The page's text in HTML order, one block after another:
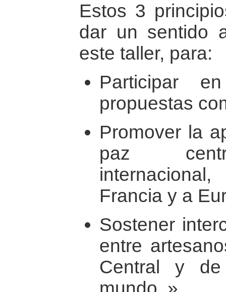
Estos 3
dar un sentido
este taller, para:
Participar
propuestas
Promover la
paz
Francia y a
Sostener
entre
Central y